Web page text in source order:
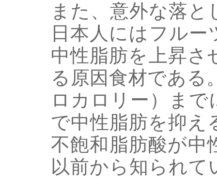
また、意外な落
日本人にはフル
中性脂肪を上昇さ
る原因食材である
ロカロリー）ま
で中性脂肪を抑え
不飽和脂肪酸が中
以前から知られ